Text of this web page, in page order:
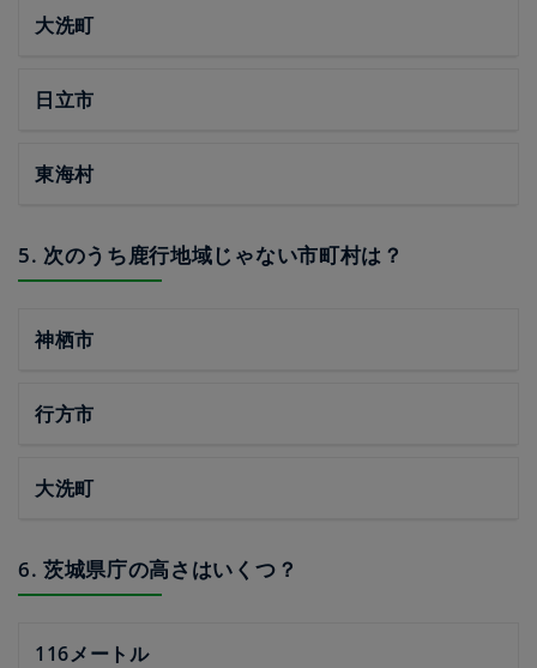
大洗町
日立市
東海村
5. 次のうち鹿行地域じゃない市町村は？
神栖市
行方市
大洗町
6. 茨城県庁の高さはいくつ？
116メートル